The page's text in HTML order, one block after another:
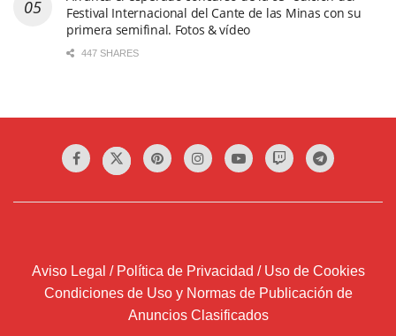
Festival Internacional del Cante de las Minas con su
primera semifinal. Fotos & vídeo
447 SHARES
Aviso Legal / Política de Privacidad / Uso de Cookies
Condiciones de Uso y Normas de Publicación de
Anuncios Clasificados